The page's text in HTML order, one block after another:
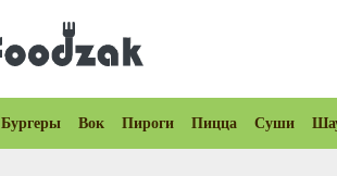
Бургеры Вок Пироги Пицца Суши